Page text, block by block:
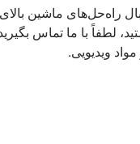
راه‌حل‌های ماشین
لطفاً با ما تماس
ویدیویی.